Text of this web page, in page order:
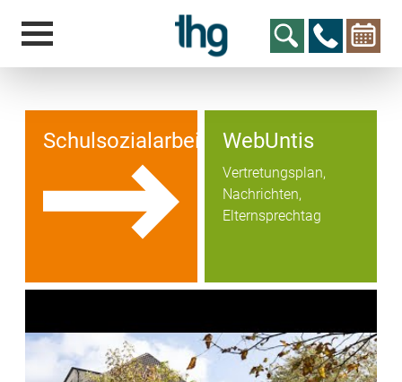
ed.ne
kalsn
id-gh
t@elu
WebUntis
Vertretungsplan,
Nachrichten,
Elternsprechtag
Schulsozialarbeit